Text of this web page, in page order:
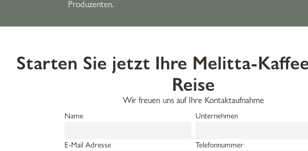
Produzenten.
Starten Sie jetzt Ihre Melitta-
Reise
Wir freuen uns auf Ihre Kontaktaufnahme
Name Unternehmen
E-Mail Adresse Telefonnummer